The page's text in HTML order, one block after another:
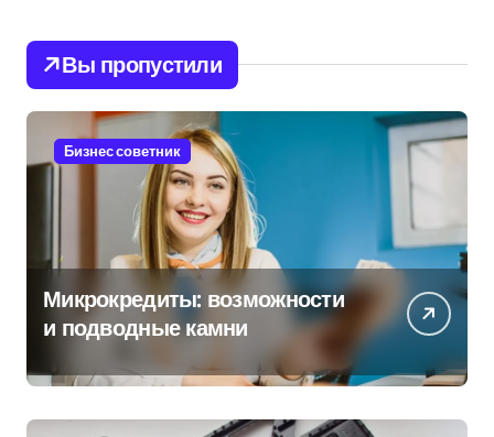
Вы пропустили
Бизнес советник
Микрокредиты: возможности
и подводные камни